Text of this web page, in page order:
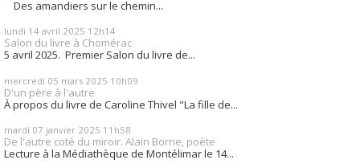
Des amandiers sur le chemin...
lundi 14 avril 2025 12h14
Salon du livre à Chomérac
5 avril 2025. Premier Salon du livre de...
mercredi 05 mars 2025 10h09
D'un père à l'autre
À propos du livre de Caroline Thivel "La fille de...
mardi 07 janvier 2025 11h58
De l'autre coté du miroir. Alain Borne, poète
Lecture à la Médiathèque de Montélimar le 14...